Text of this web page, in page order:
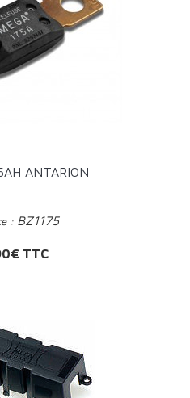
ANTARION
: BZ1175
TTC